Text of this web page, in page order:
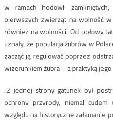
w ramach hodowli
pierwszych zwierząt na wolność
również na wolności. Od połowy
uznały, że populacja żubrów w
zacząć ją regulować poprzez
wizerunkiem żubra – a praktyką
„Z jednej strony gatunek był
ochrony przyrody, niemal
względu na historyczne załamanie